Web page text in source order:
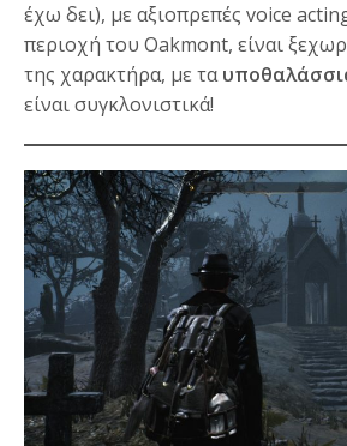
έχω δει), με αξιοπρεπές voice
περιοχή του Oakmont, είναι
της χαρακτήρα, με τα
είναι συγκλονιστικά!